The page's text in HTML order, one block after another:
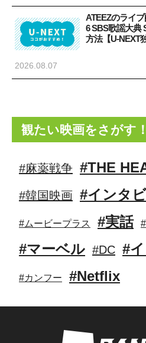
ATEEZのライ
6 SBS歌謡大典
方法【U-NEXT
2026.08.07
観たい映画をさがす！
#麻薬戦争 #THE
#韓国映画 #インタ
#ムービープラス #実話
#マーベル #DC #
#カンフー #Netflix